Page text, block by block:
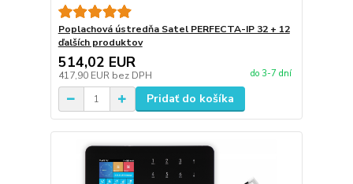
Poplachová ústredňa Satel PERFECTA-IP 32 + 12
ďalších produktov
514,02 EUR
417,90 EUR bez DPH do 3-7 dní
Pridať do košíka